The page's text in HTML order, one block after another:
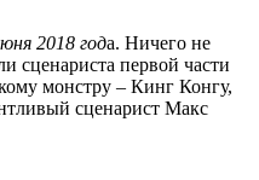
2018 года. Ничего не
сценариста первой части
монстру – Кинг Конгу,
сценарист Макс